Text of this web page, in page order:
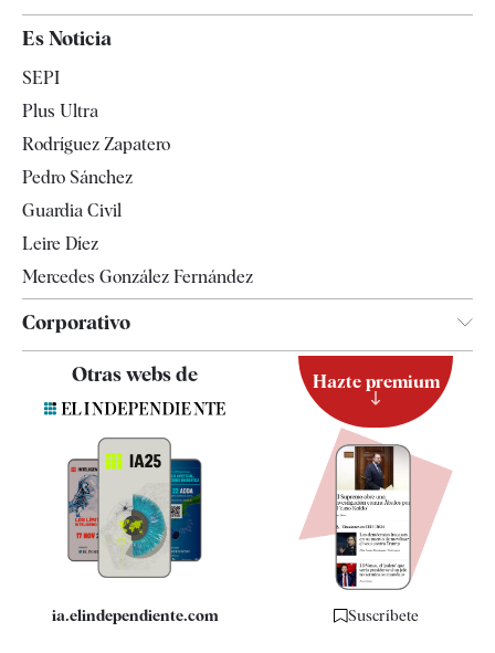
España
Televisión
Es Noticia
SEPI
Plus Ultra
Rodríguez Zapatero
Pedro Sánchez
Guardia Civil
Leire Díez
Mercedes González Fernández
Corporativo
Contacto
Quiénes somos
Especificaciones
Otras webs de
ia.elindependiente.com
Hazte premium
Suscríbete